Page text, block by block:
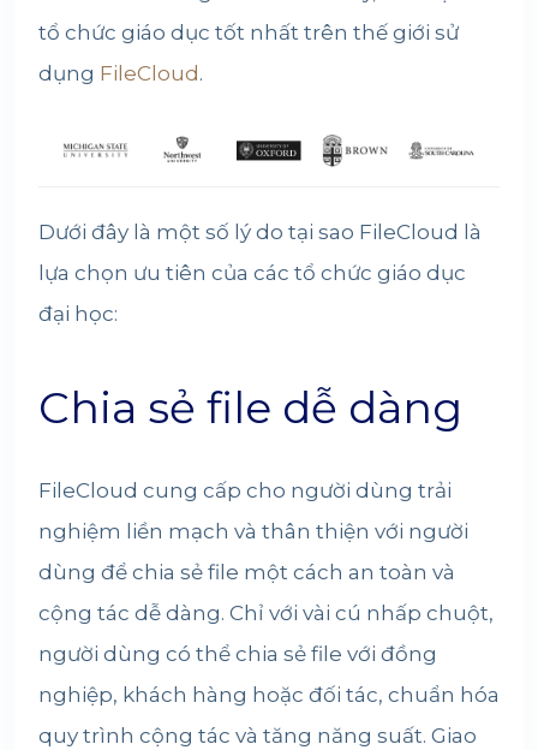
tổ chức giáo dục tốt nhất trên thế giới sử
dụng FileCloud .
Dưới đây là một số lý do tại sao FileCloud là
lựa chọn ưu tiên của các tổ chức giáo dục
đại học:
Chia sẻ file dễ dàng
FileCloud cung cấp cho người dùng trải
nghiệm liền mạch và thân thiện với người
dùng để chia sẻ file một cách an toàn và
cộng tác dễ dàng. Chỉ với vài cú nhấp chuột,
người dùng có thể chia sẻ file với đồng
nghiệp, khách hàng hoặc đối tác, chuẩn hóa
quy trình cộng tác và tăng năng suất. Giao